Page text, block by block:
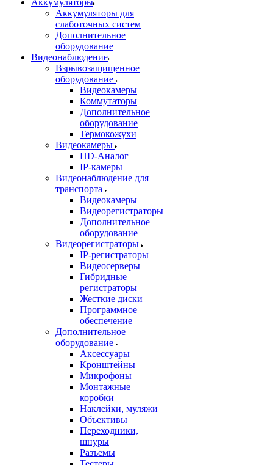
Аккумуляторы
Аккумуляторы для
слаботочных систем
Дополнительное
оборудование
Видеонаблюдение
Взрывозащищенное
оборудование
Видеокамеры
Коммутаторы
Дополнительное
оборудование
Термокожухи
Видеокамеры
HD-Аналог
IP-камеры
Видеонаблюдение для
транспорта
Видеокамеры
Видеорегистраторы
Дополнительное
оборудование
Видеорегистраторы
IP-регистраторы
Видеосерверы
Гибридные
регистраторы
Жесткие диски
Программное
обеспечение
Дополнительное
оборудование
Аксессуары
Кронштейны
Микрофоны
Монтажные
коробки
Наклейки, муляжи
Объективы
Переходники,
шнуры
Разъемы